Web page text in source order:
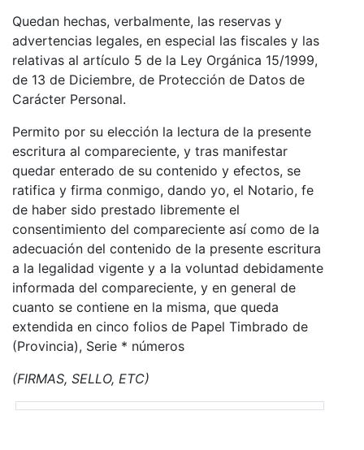
Quedan hechas, verbalmente, las reservas y
advertencias legales, en especial las fiscales y las
relativas al artículo 5 de la Ley Orgánica 15/1999,
de 13 de Diciembre, de Protección de Datos de
Carácter Personal.
Permito por su elección la lectura de la presente
escritura al compareciente, y tras manifestar
quedar enterado de su contenido y efectos, se
ratifica y firma conmigo, dando yo, el Notario, fe
de haber sido prestado libremente el
consentimiento del compareciente así como de la
adecuación del contenido de la presente escritura
a la legalidad vigente y a la voluntad debidamente
informada del compareciente, y en general de
cuanto se contiene en la misma, que queda
extendida en cinco folios de Papel Timbrado de
(Provincia), Serie * números
(FIRMAS, SELLO, ETC)